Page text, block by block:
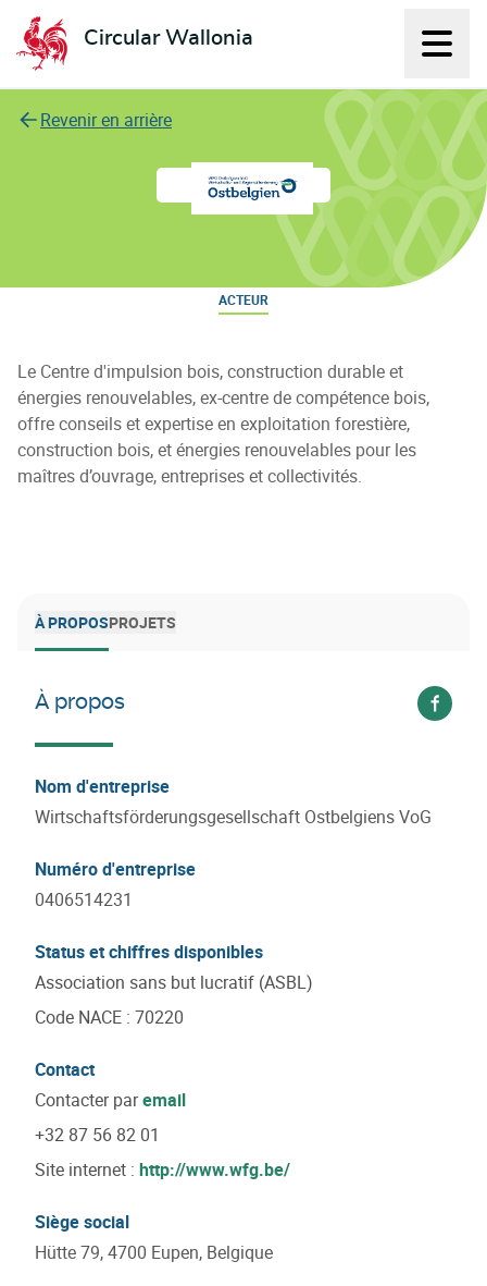
Circular Wallonia
L'économie circulaire
Revenir en arrière
WFG Ostbelgien VoG
ACTEUR
Le Centre d'impulsion bois, construction durable et
énergies renouvelables, ex-centre de compétence bois,
offre conseils et expertise en exploitation forestière,
construction bois, et énergies renouvelables pour les
maîtres d’ouvrage, entreprises et collectivités.
À PROPOSPROJETS
À propos
Voir
Nom d'entreprise
Wirtschaftsförderungsgesellschaft Ostbelgiens VoG
Numéro d'entreprise
0406514231
Status et chiffres disponibles
Association sans but lucratif (ASBL)
Code NACE : 70220
Contact
Contacter paremail
+32 87 56 82 01
Site internet : http://www.wfg.be/
Siège social
Hütte 79, 4700 Eupen, Belgique